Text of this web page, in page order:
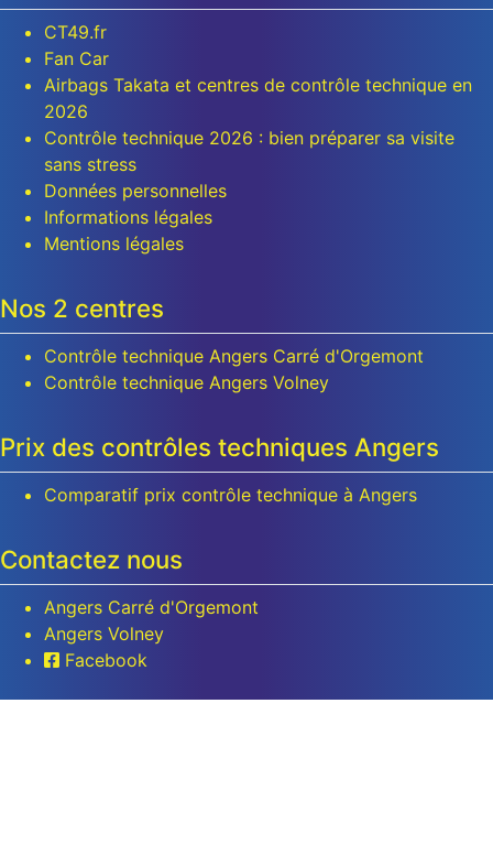
CT49.fr
Fan Car
Airbags Takata et centres de contrôle technique en
2026
Contrôle technique 2026 : bien préparer sa visite
sans stress
Données personnelles
Informations légales
Mentions légales
Nos 2 centres
Contrôle technique Angers Carré d'Orgemont
Contrôle technique Angers Volney
Prix des contrôles techniques Angers
Comparatif prix contrôle technique à Angers
Contactez nous
Angers Carré d'Orgemont
Angers Volney
Facebook